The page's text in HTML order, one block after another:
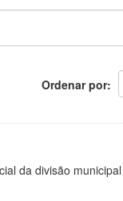
Ordenar por
da divisão